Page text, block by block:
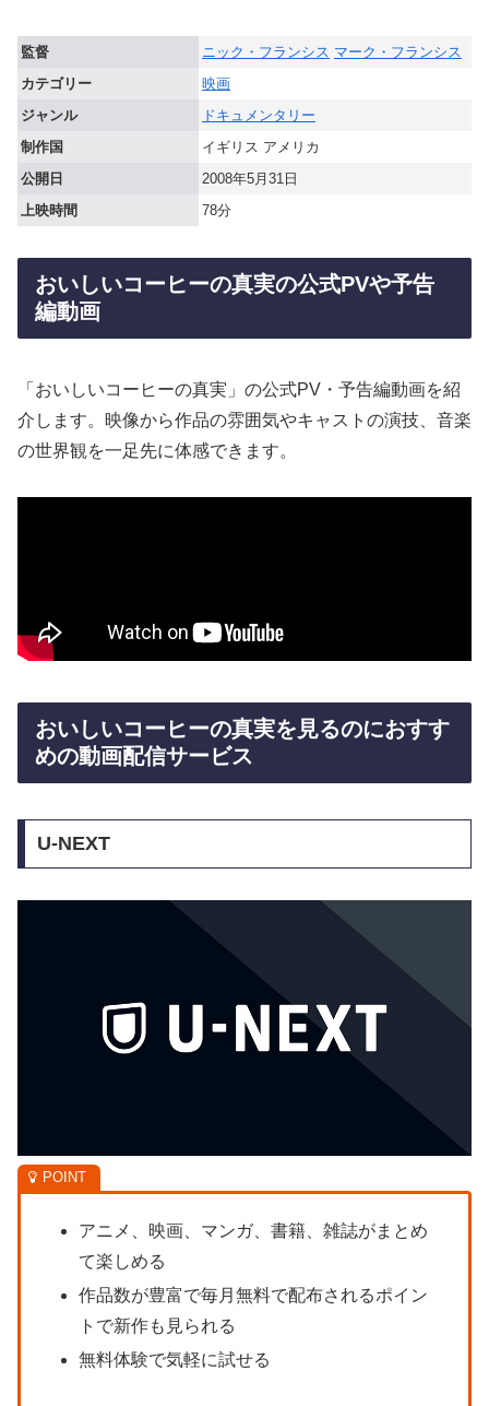
監督 ニック・フランシス マーク・フランシス
カテゴリー
映画
ジャンル
ドキュメンタリー
制作国
イギリス アメリカ
公開日
2008年5月31日
上映時間
78分
おいしいコーヒーの真実の公式PVや予告
編動画
「おいしいコーヒーの真実」の公式PV・予告編動画を紹
介します。映像から作品の雰囲気やキャストの演技、音楽
の世界観を一足先に体感できます。
おいしいコーヒーの真実を見るのにおすす
めの動画配信サービス
U-NEXT
アニメ、映画、マンガ、書籍、雑誌がまとめ
て楽しめる
作品数が豊富で毎月無料で配布されるポイン
トで新作も見られる
無料体験で気軽に試せる